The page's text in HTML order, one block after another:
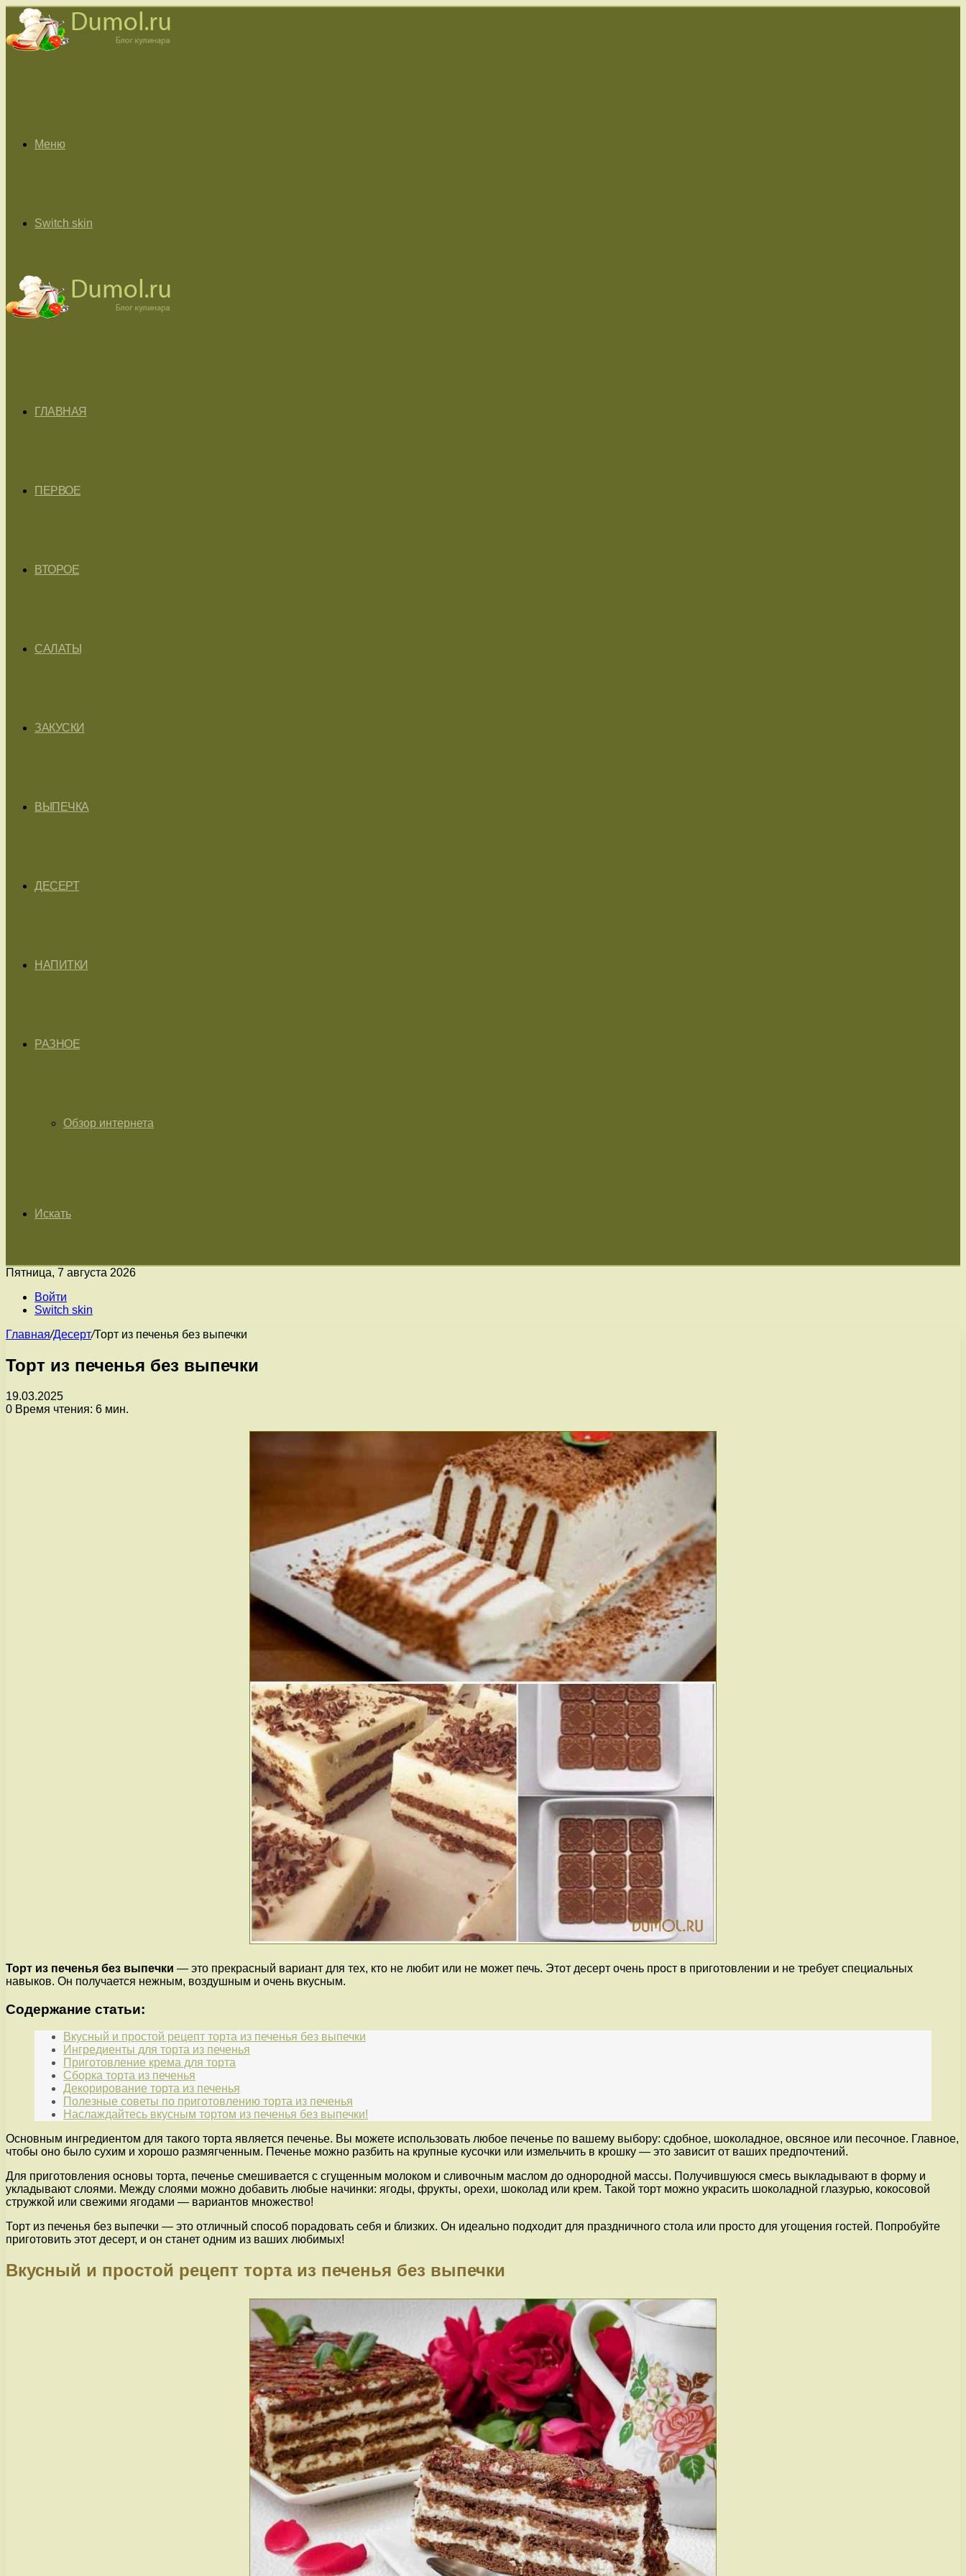
Меню
Switch skin
ГЛАВНАЯ
ПЕРВОЕ
ВТОРОЕ
САЛАТЫ
ЗАКУСКИ
ВЫПЕЧКА
ДЕСЕРТ
НАПИТКИ
РАЗНОЕ
Обзор интернета
Искать
Пятница, 7 августа 2026
Войти
Switch skin
Главная/Десерт/Торт из печенья без выпечки
Торт из печенья без выпечки
19.03.2025
0 Время чтения: 6 мин.
Торт из печенья без выпечки — это прекрасный вариант для тех, кто не любит или не может печь. Этот десерт очень прост в приготовлении и не требует специальных
навыков. Он получается нежным, воздушным и очень вкусным.
Содержание статьи:
Вкусный и простой рецепт торта из печенья без выпечки
Ингредиенты для торта из печенья
Приготовление крема для торта
Сборка торта из печенья
Декорирование торта из печенья
Полезные советы по приготовлению торта из печенья
Наслаждайтесь вкусным тортом из печенья без выпечки!
Основным ингредиентом для такого торта является печенье. Вы можете использовать любое печенье по вашему выбору: сдобное, шоколадное, овсяное или песочное. Главное,
чтобы оно было сухим и хорошо размягченным. Печенье можно разбить на крупные кусочки или измельчить в крошку — это зависит от ваших предпочтений.
Для приготовления основы торта, печенье смешивается с сгущенным молоком и сливочным маслом до однородной массы. Получившуюся смесь выкладывают в форму и
укладывают слоями. Между слоями можно добавить любые начинки: ягоды, фрукты, орехи, шоколад или крем. Такой торт можно украсить шоколадной глазурью, кокосовой
стружкой или свежими ягодами — вариантов множество!
Торт из печенья без выпечки — это отличный способ порадовать себя и близких. Он идеально подходит для праздничного стола или просто для угощения гостей. Попробуйте
приготовить этот десерт, и он станет одним из ваших любимых!
Вкусный и простой рецепт торта из печенья без выпечки